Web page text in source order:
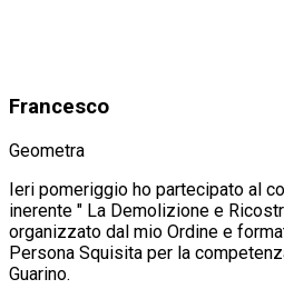
Francesco
Geometra
Ieri pomeriggio ho partecipato al
inerente " La Demolizione e
organizzato dal mio Ordine e
Persona Squisita per la
Guarino.